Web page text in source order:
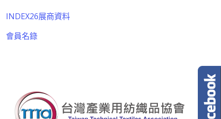
INDEX26展商資料
會員名錄